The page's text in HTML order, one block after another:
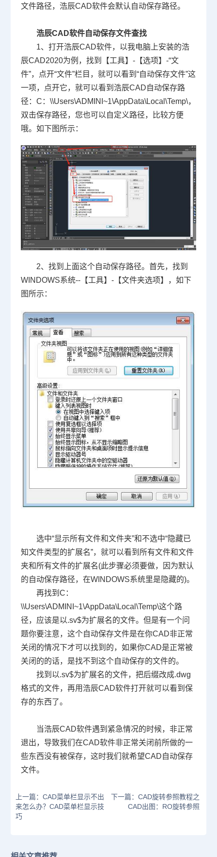
文件路径，浩辰CAD软件会默认自动保存路径。
浩辰CAD软件自动保存文件查找
1、打开浩辰CAD软件，以我电脑上安装的浩
辰CAD2020为例，找到【工具】 -【选项】 -“文
件”，点开“文件”栏目，就可以看到“自动保存文件”这
一项，点开它，就可以看到浩辰CAD 自动保存路
径： C ： \\Users\ADMINI~1\AppData\Local\Temp\，
双击保存路径，您也可以自定义路径，比较方便
哦。如下图所示：
2、找到上面这个自动保存路径。首先，找到
WINDOWS系统--【工具】 -【文件夹选项】，如下
图所示：
选中“显示所有文件和文件夹”和不选中“隐藏已
知文件类型的扩展名”，就可以看到所有文件和文件
夹和所有文件的扩展名(此步骤必须要做，因为默认
的自动保存路径，在WINDOWS系统里是隐藏的)。
再找到 C ：
\\Users\ADMINI~1\AppData\Local\Temp\这个路
径，应该是以.sv$为扩展名的文件。但是有一个问
题你要注意，这个自动保存文件是在你CAD非正常
关闭的情况下才可以找到的，如果你CAD是正常被
关闭的的话，是找不到这个自动保存的文件的。
找到以.sv$为扩展名的文件，把后缀改成.dwg
格式的文件，再用浩辰CAD软件打开就可以看到保
存的东西了。
当浩辰CAD软件遇到紧急情况的时候，非正常
退出，导致我们在CAD软件非正常关闭前所做的一
些东西没有被保存，这时我们就希望CAD自动保存
文件。
上一篇：CAD菜单栏显示不出
来怎么办？CAD菜单栏显示技
巧
下一篇：CAD旋转参照教程之
CAD出图：RO旋转参照